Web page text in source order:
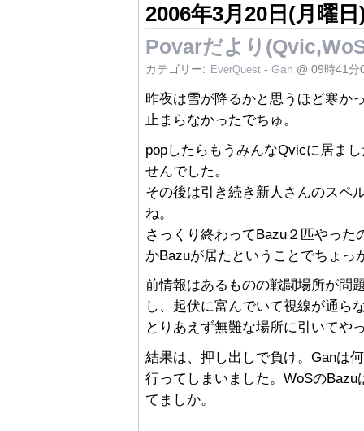
2006年3月20日(月曜日
Povarだより
カテゴリー: EverQuest - Gan @ 09時41分
昨夜は雪が降るかと思うほど寒か
止まらなかったでちゅ。
popしたらもうみんなQvicに居ま
せんでした。
その後は引き続き新人さんのスペ
ね。
さっくり終わってBazu２匹やっ
かBazuが居たということでちょっ
前情報はあるものの戦闘場所が問
し、起伏に富んでいて視線が通ら
とりあえず無難な場所に引いてや
結果は、押し出しで負け。Ganは
行ってしまいました。WoSの
てましか。